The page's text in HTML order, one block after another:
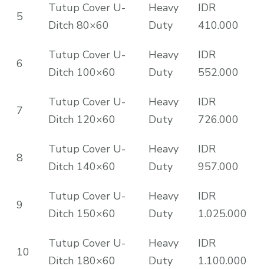
5
Tutup Cover U-
Ditch 80×60
Heavy
Duty
IDR
410.000
6
Tutup Cover U-
Ditch 100×60
Heavy
Duty
IDR
552.000
7
Tutup Cover U-
Ditch 120×60
Heavy
Duty
IDR
726.000
8
Tutup Cover U-
Ditch 140×60
Heavy
Duty
IDR
957.000
9
Tutup Cover U-
Ditch 150×60
Heavy
Duty
IDR
1.025.000
10
Tutup Cover U-
Ditch 180×60
Heavy
Duty
IDR
1.100.000